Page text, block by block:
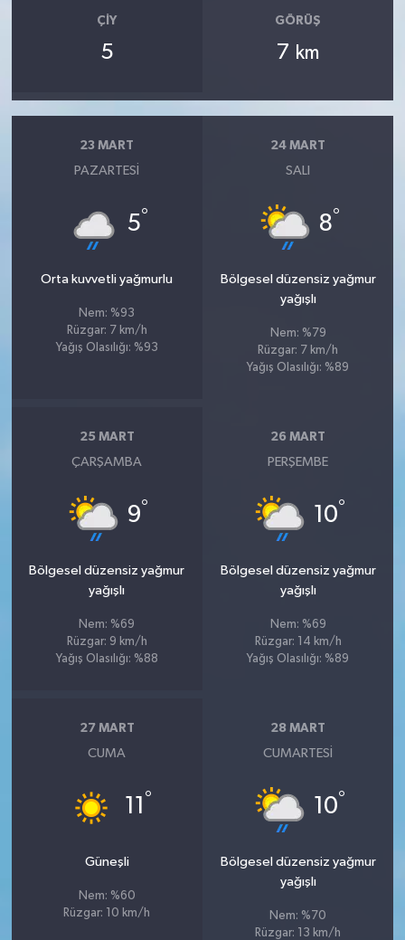
ÇIY
5
GÖRÜŞ
7 km
23 MART
PAZARTESI
5°
Orta kuvvetli yağmurlu
Nem: %93
Rüzgar: 7 km/h
Yağış Olasılığı: %93
24 MART
SALI
8°
Bölgesel düzensiz yağmur
yağışlı
Nem: %79
Rüzgar: 7 km/h
Yağış Olasılığı: %89
25 MART
ÇARŞAMBA
9°
Bölgesel düzensiz yağmur
yağışlı
Nem: %69
Rüzgar: 9 km/h
Yağış Olasılığı: %88
26 MART
PERŞEMBE
10°
Bölgesel düzensiz yağmur
yağışlı
Nem: %69
Rüzgar: 14 km/h
Yağış Olasılığı: %89
27 MART
CUMA
11 °
Güneşli
Nem: %60
Rüzgar: 10 km/h
28 MART
CUMARTESI
10°
Bölgesel düzensiz yağmur
yağışlı
Nem: %70
Rüzgar: 13 km/h